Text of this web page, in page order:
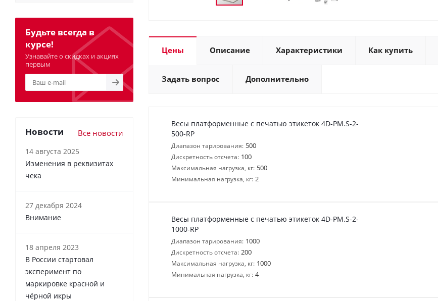
Цены Описание Характеристики Как купить
Задать вопрос Дополнительно
Весы платформенные с печатью этикеток 4D-PM.S-2-
500-RP
Диапазон тарирования: 500
Дискретность отсчета: 100
Максимальная нагрузка, кг: 500
Минимальная нагрузка, кг: 2
Весы платформенные с печатью этикеток 4D-PM.S-2-
1000-RP
Диапазон тарирования: 1000
Дискретность отсчета: 200
Максимальная нагрузка, кг: 1000
Минимальная нагрузка, кг: 4
Будьте всегда в
курсе!
Узнавайте о скидках и акциях
первым
Новости Все новости
14 августа 2025
Изменения в реквизитах
чека
27 декабря 2024
Внимание
18 апреля 2023
В России cтартовал
эксперимент по
маркировке красной и
чёрной икры